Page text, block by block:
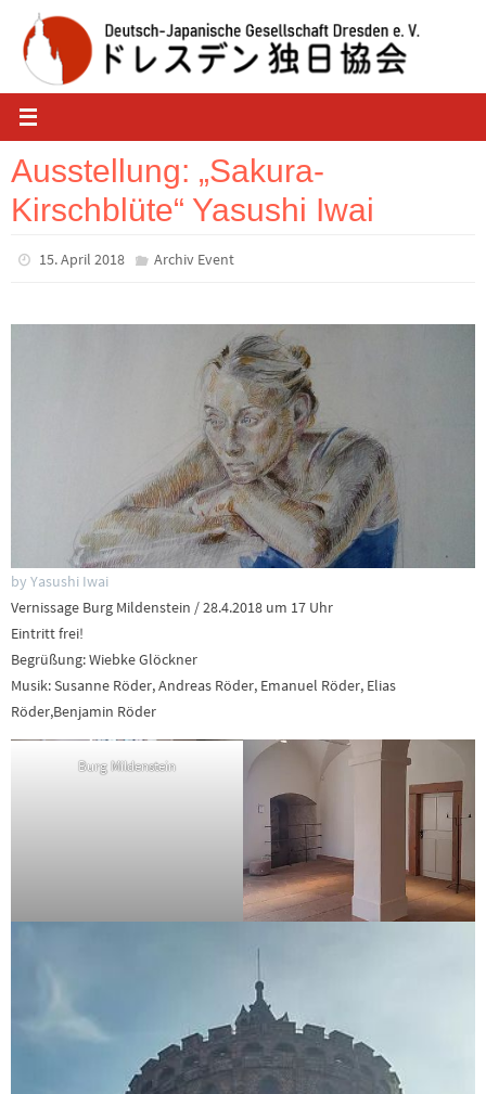
Inhalt
springen
Ausstellung: „Sakura-
Kirschblüte“ Yasushi Iwai
15. April 2018 Archiv Event
by Yasushi Iwai
Vernissage Burg Mildenstein / 28.4.2018 um 17 Uhr
Eintritt frei!
Begrüßung: Wiebke Glöckner
Musik: Susanne Röder, Andreas Röder, Emanuel Röder, Elias
Röder,Benjamin Röder
Burg Mildenstein